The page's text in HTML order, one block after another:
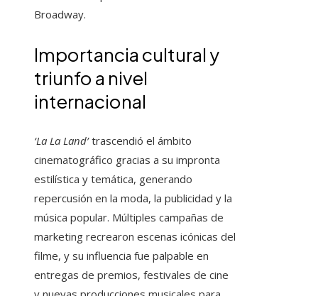
Broadway.
Importancia cultural y
triunfo a nivel
internacional
‘La La Land’trascendió el ámbito
cinematográfico gracias a su impronta
estilística y temática, generando
repercusión en la moda, la publicidad y la
música popular. Múltiples campañas de
marketing recrearon escenas icónicas del
filme, y su influencia fue palpable en
entregas de premios, festivales de cine